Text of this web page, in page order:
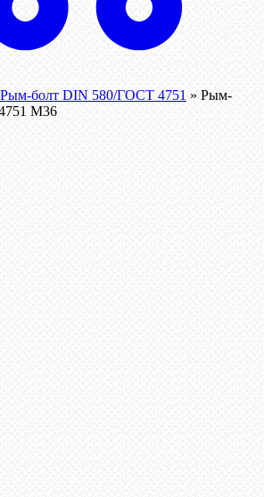
Рым-болт DIN 580/ГОСТ 4751 » Рым-
М36